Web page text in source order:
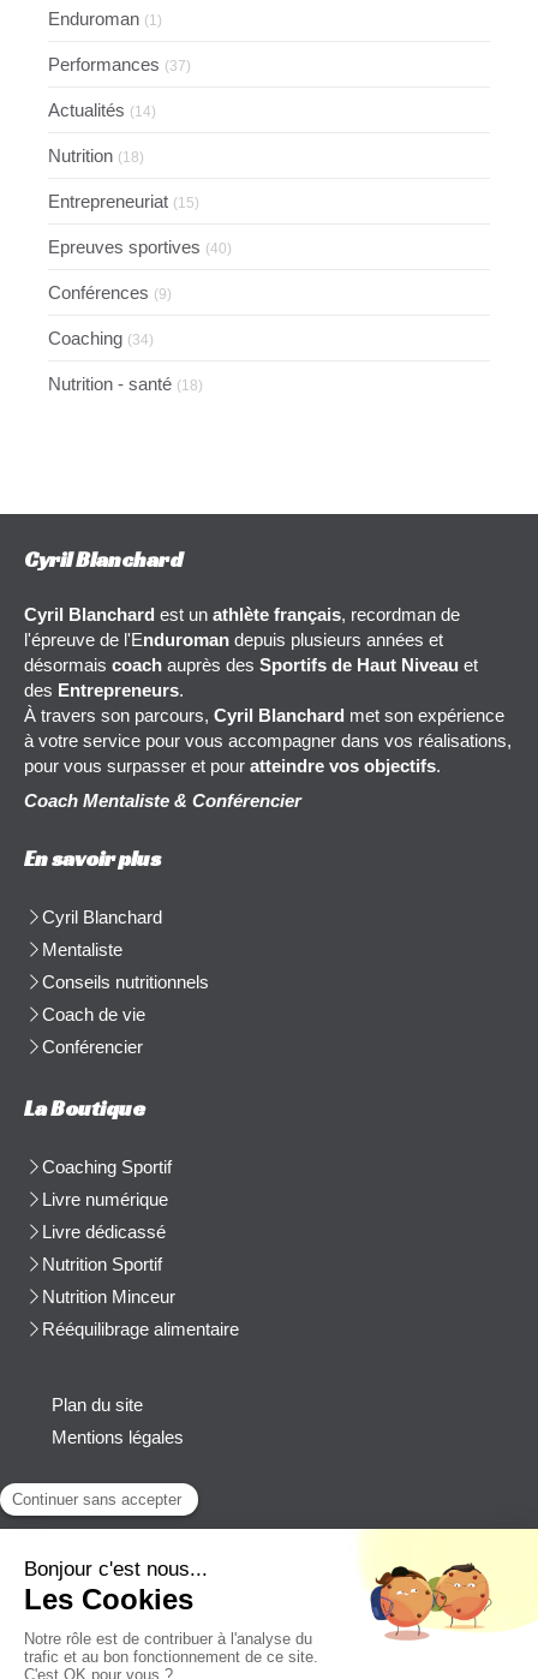
Enduroman (1)
Performances (37)
Actualités (14)
Nutrition (18)
Entrepreneuriat (15)
Epreuves sportives (40)
Conférences (9)
Coaching (34)
Nutrition - santé (18)
Cyril Blanchard
Cyril Blanchard est un athlète français, recordman de
l'épreuve de l'Enduroman depuis plusieurs années et
désormais coach auprès des Sportifs de Haut Niveau et
des Entrepreneurs.
À travers son parcours, Cyril Blanchard met son expérience
à votre service pour vous accompagner dans vos réalisations,
pour vous surpasser et pour atteindre vos objectifs.
Coach Mentaliste & Conférencier
En savoir plus
Cyril Blanchard
Mentaliste
Conseils nutritionnels
Coach de vie
Conférencier
La Boutique
Coaching Sportif
Livre numérique
Livre dédicassé
Nutrition Sportif
Nutrition Minceur
Rééquilibrage alimentaire
Plan du site
Mentions légales
Contact
cblanchard@beep-consulting.com
Contacter Cyril